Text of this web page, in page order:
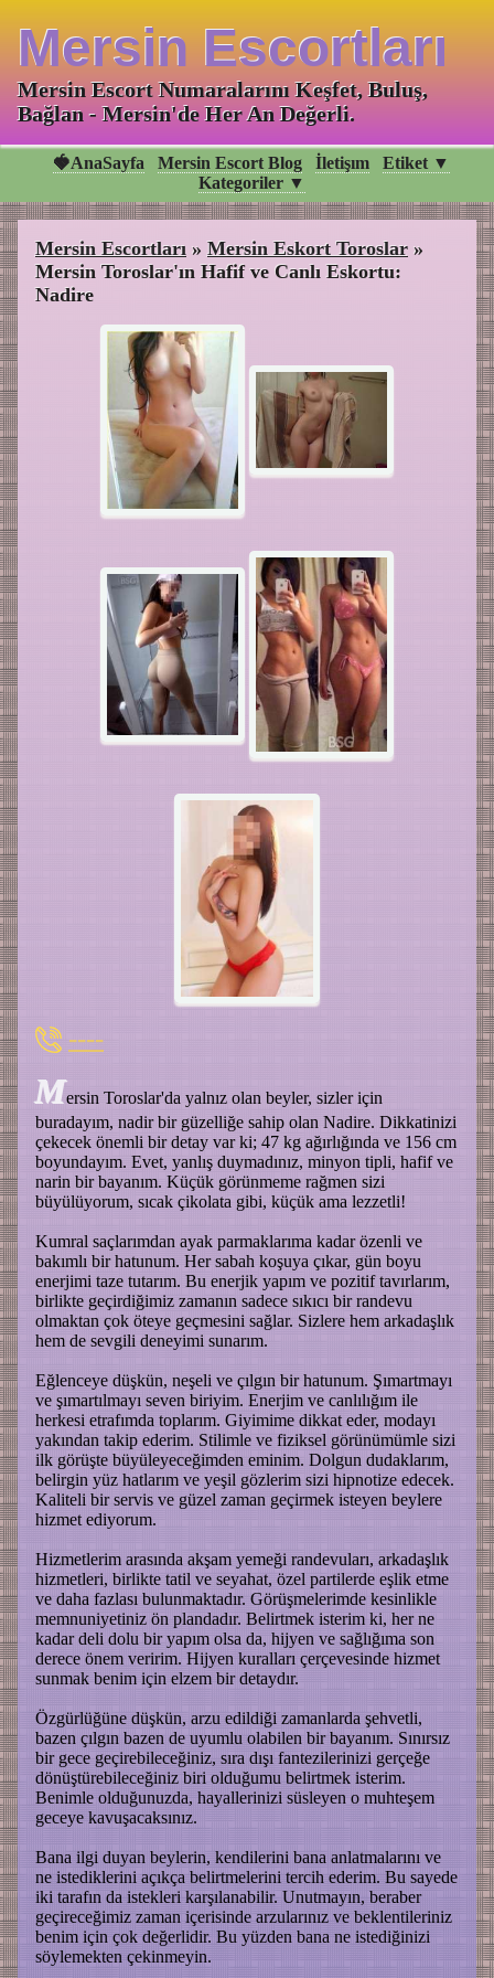
Mersin Escortları
Mersin Escort Numaralarını Keşfet, Buluş,
Bağlan - Mersin'de Her An Değerli.
🍓AnaSayfa Mersin Escort Blog İletişım
Etiket ▼
Kategoriler ▼
Mersin Escortları » Mersin Eskort Toroslar »
Mersin Toroslar'ın Hafif ve Canlı Eskortu:
Nadire
----
Mersin Toroslar'da yalnız olan beyler, sizler için
buradayım, nadir bir güzelliğe sahip olan Nadire. Dikkatinizi
çekecek önemli bir detay var ki; 47 kg ağırlığında ve 156 cm
boyundayım. Evet, yanlış duymadınız, minyon tipli, hafif ve
narin bir bayanım. Küçük görünmeme rağmen sizi
büyülüyorum, sıcak çikolata gibi, küçük ama lezzetli!
Kumral saçlarımdan ayak parmaklarıma kadar özenli ve
bakımlı bir hatunum. Her sabah koşuya çıkar, gün boyu
enerjimi taze tutarım. Bu enerjik yapım ve pozitif tavırlarım,
birlikte geçirdiğimiz zamanın sadece sıkıcı bir randevu
olmaktan çok öteye geçmesini sağlar. Sizlere hem arkadaşlık
hem de sevgili deneyimi sunarım.
Eğlenceye düşkün, neşeli ve çılgın bir hatunum. Şımartmayı
ve şımartılmayı seven biriyim. Enerjim ve canlılığım ile
herkesi etrafımda toplarım. Giyimime dikkat eder, modayı
yakından takip ederim. Stilimle ve fiziksel görünümümle sizi
ilk görüşte büyüleyeceğimden eminim. Dolgun dudaklarım,
belirgin yüz hatlarım ve yeşil gözlerim sizi hipnotize edecek.
Kaliteli bir servis ve güzel zaman geçirmek isteyen beylere
hizmet ediyorum.
Hizmetlerim arasında akşam yemeği randevuları, arkadaşlık
hizmetleri, birlikte tatil ve seyahat, özel partilerde eşlik etme
ve daha fazlası bulunmaktadır. Görüşmelerimde kesinlikle
memnuniyetiniz ön plandadır. Belirtmek isterim ki, her ne
kadar deli dolu bir yapım olsa da, hijyen ve sağlığıma son
derece önem veririm. Hijyen kuralları çerçevesinde hizmet
sunmak benim için elzem bir detaydır.
Özgürlüğüne düşkün, arzu edildiği zamanlarda şehvetli,
bazen çılgın bazen de uyumlu olabilen bir bayanım. Sınırsız
bir gece geçirebileceğiniz, sıra dışı fantezilerinizi gerçeğe
dönüştürebileceğiniz biri olduğumu belirtmek isterim.
Benimle olduğunuzda, hayallerinizi süsleyen o muhteşem
geceye kavuşacaksınız.
Bana ilgi duyan beylerin, kendilerini bana anlatmalarını ve
ne istediklerini açıkça belirtmelerini tercih ederim. Bu sayede
iki tarafın da istekleri karşılanabilir. Unutmayın, beraber
geçireceğimiz zaman içerisinde arzularınız ve beklentileriniz
benim için çok değerlidir. Bu yüzden bana ne istediğinizi
söylemekten çekinmeyin.